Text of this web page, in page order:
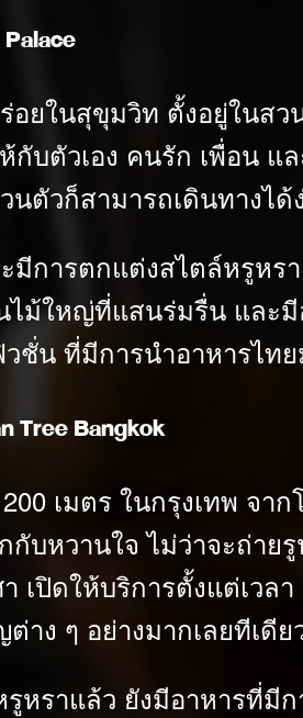
อยในสุขุมวิท ตั้งอยู่ในส
กับตัวเอง คนรัก เพื่อน แ
นตัวก็สามารถเดินทางไ
มีการตกแต่งสไตล์หรูหรา
ม้ใหญ่ที่แสนร่มรื่น และมี
ชั่น ที่มีการนำอาหารไท
Tree Bangkok
เมตร ในกรุงเทพ จา
บหวานใจ ไม่ว่าจะถ่า
เปิดให้บริการตั้งแต่เวล
าง ๆ อย่างมากเลยทีเดีย
หราแล้ว ยังมีอาหารที่มี